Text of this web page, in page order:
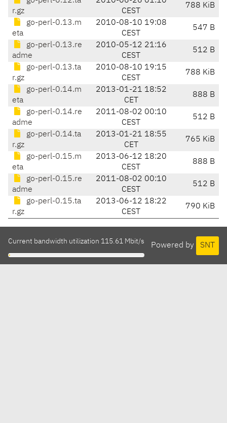
r.gz
CEST
788 KiB
go-perl-0.13.m
eta
2010-08-10 19:08
CEST
547 B
go-perl-0.13.re
adme
2010-05-12 21:16
CEST
512 B
go-perl-0.13.ta
r.gz
2010-08-10 19:15
CEST
788 KiB
go-perl-0.14.m
eta
2013-01-21 18:52
CET
888 B
go-perl-0.14.re
adme
2011-08-02 00:10
CEST
512 B
go-perl-0.14.ta
r.gz
2013-01-21 18:55
CET
765 KiB
go-perl-0.15.m
eta
2013-06-12 18:20
CEST
888 B
go-perl-0.15.re
adme
2011-08-02 00:10
CEST
512 B
go-perl-0.15.ta
r.gz
2013-06-12 18:22
CEST
790 KiB
Powered by SNT
Current bandwidth utilization 115.61 Mbit/s